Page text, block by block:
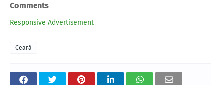
Comments
Responsive Advertisement
Ceará